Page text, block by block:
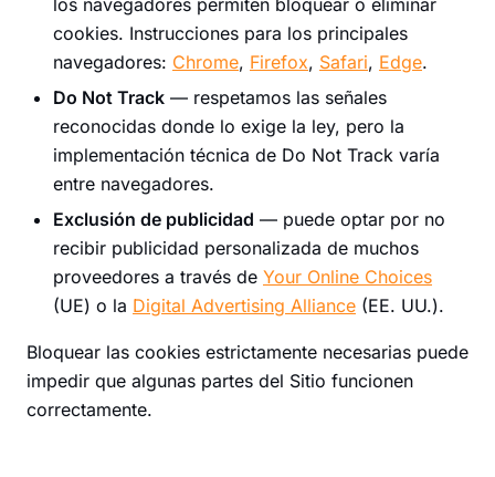
los navegadores permiten bloquear o eliminar
cookies. Instrucciones para los principales
navegadores: Chrome, Firefox, Safari, Edge.
Do Not Track — respetamos las señales
reconocidas donde lo exige la ley, pero la
implementación técnica de Do Not Track varía
entre navegadores.
Exclusión de publicidad — puede optar por no
recibir publicidad personalizada de muchos
proveedores a través de Your Online Choices
(UE) o la Digital Advertising Alliance (EE. UU.).
Bloquear las cookies estrictamente necesarias puede
impedir que algunas partes del Sitio funcionen
correctamente.